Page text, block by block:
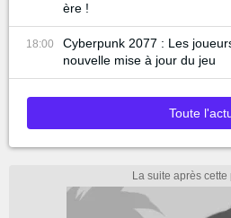
ère !
18:00
Cyberpunk 2077 : Les
nouvelle mise à jour du jeu
Toute